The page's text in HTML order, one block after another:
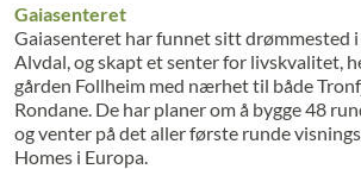
Gaiasenteret
Gaiasenteret har funnet sitt drømmested
Alvdal, og skapt et senter for livskvalitet,
gården Follheim med nærhet til både
Rondane. De har planer om å bygge 48
og venter på det aller første runde
Homes i Europa.